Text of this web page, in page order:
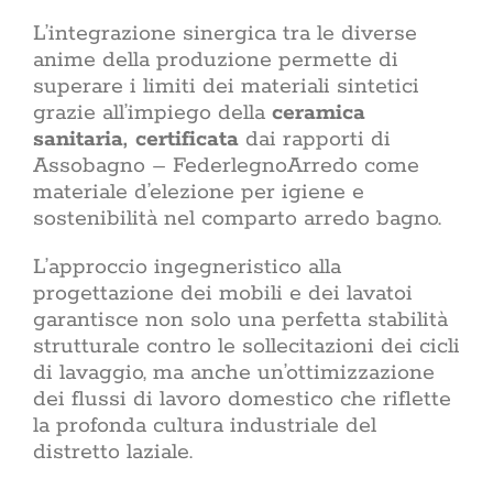
L’integrazione sinergica tra le diverse
anime della produzione permette di
superare i limiti dei materiali sintetici
grazie all’impiego della ceramica
sanitaria, certificata dai rapporti di
Assobagno – FederlegnoArredo come
materiale d’elezione per igiene e
sostenibilità nel comparto arredo bagno.
L’approccio ingegneristico alla
progettazione dei mobili e dei lavatoi
garantisce non solo una perfetta stabilità
strutturale contro le sollecitazioni dei cicli
di lavaggio, ma anche un’ottimizzazione
dei flussi di lavoro domestico che riflette
la profonda cultura industriale del
distretto laziale.